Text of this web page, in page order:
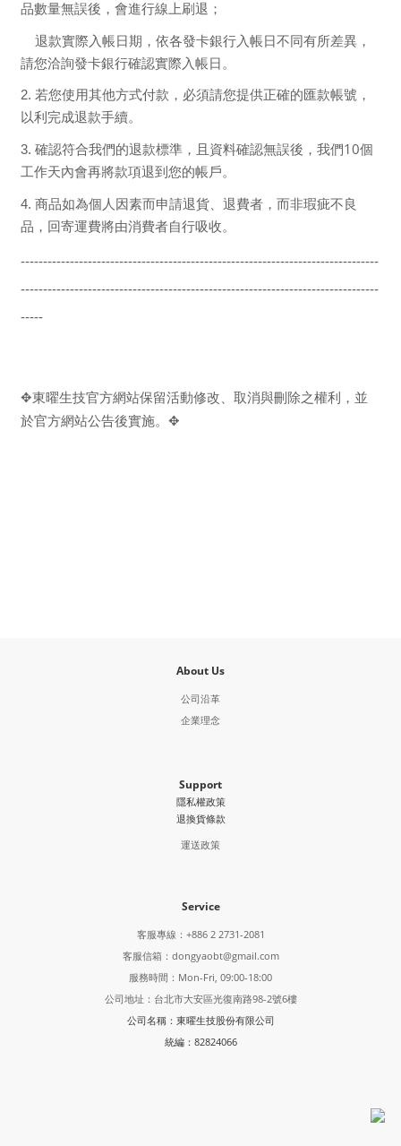
品數量無誤後，會進行線上刷退；
退款實際入帳日期，依各發卡銀行入帳日不同有所差異，
請您洽詢發卡銀行確認實際入帳日。
2. 若您使用其他方式付款，必須請您提供正確的匯款帳號，
以利完成退款手續。
3. 確認符合我們的退款標準，且資料確認無誤後，我們10個
工作天內會再將款項退到您的帳戶。
4. 商品如為個人因素而申請退貨、退費者，而非瑕疵不良
品，回寄運費將由消費者自行吸收。
--------------------------------------------------------------------------------
--------------------------------------------------------------------------------
-----
✥東曜生技官方網站保留活動修改、取消與刪除之權利，並
於官方網站公告後實施。 ✥
About Us
公司沿革
企業理念
Support
隱私權政策
退換貨條款
運送政策
Service
客服專線：+886 2 2731-2081
客服信箱：dongyaobt@gmail.com
服務時間：Mon-Fri, 09:00-18:00
公司地址：台北市大安區光復南路98-2號6樓
公司名稱：東曜生技股份有限公司
統編：82824066